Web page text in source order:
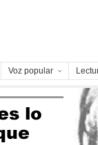
Voz popular